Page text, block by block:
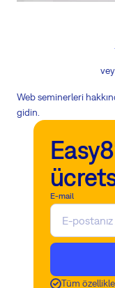
Web seminerleri
gidin.
E-mail
Tüm